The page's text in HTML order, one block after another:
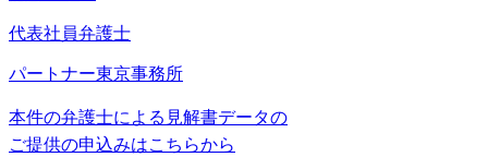
代表社員弁護士
パートナー東京事務所
本件の弁護士による見解書データの
ご提供の申込みはこちらから